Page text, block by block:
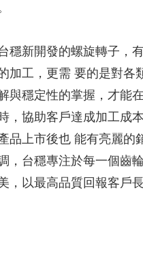
穩新開發的螺旋轉子，
加工，更需 要的是對各
與穩定性的掌握，才能
，協助客戶達成加工成
品上市後也 能有亮麗的
，台穩專注於每一個齒
，以最高品質回報客戶